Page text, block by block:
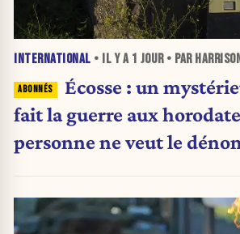
INTERNATIONAL • IL Y A 1 JOUR• PAR
Écosse : un
fait la guerre aux
personne ne veut le